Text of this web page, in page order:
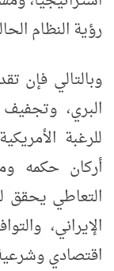
رؤية النظام
وبالتالي فإن
البري، وتجفيف
للرغبة
أركان حكمه
التعاطي يحقق
الإيراني،
اقتصادي